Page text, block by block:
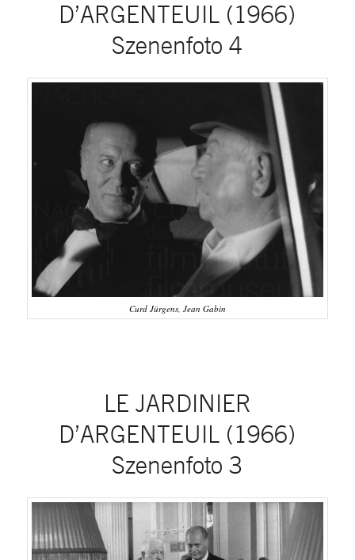
D’ARGENTEUIL (1966)
Szenenfoto 4
Curd Jürgens, Jean Gabin
LE JARDINIER
D’ARGENTEUIL (1966)
Szenenfoto 3